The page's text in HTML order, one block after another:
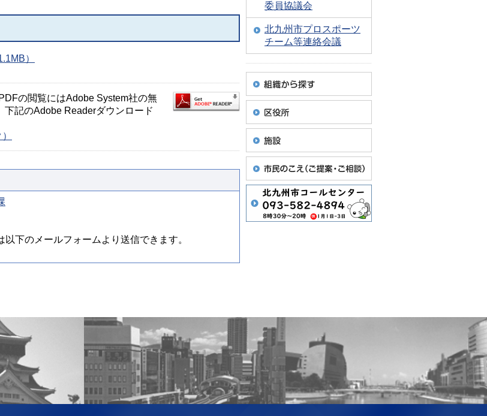
）
の閲覧にはAdobe System社の無
記のAdobe Readerダウンロード
下のメールフォームより送信できます。
委員協議会
北九州市プロスポーツ
チーム等連絡会議